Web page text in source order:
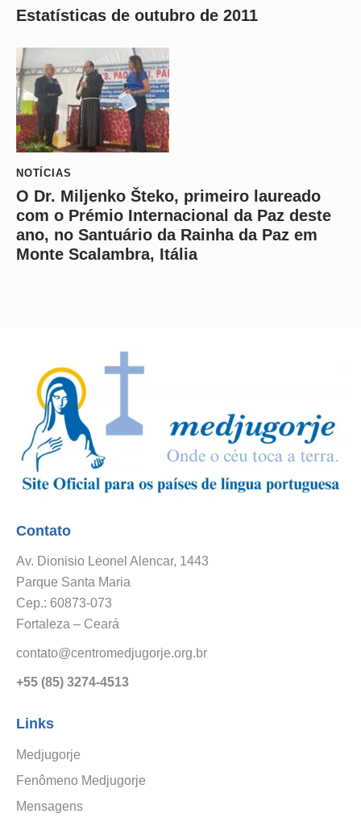
Estatísticas de outubro de 2011
NOTÍCIAS
O Dr. Miljenko Šteko, primeiro laureado
com o Prémio Internacional da Paz deste
ano, no Santuário da Rainha da Paz em
Monte Scalambra, Itália
Contato
Av. Dionisio Leonel Alencar, 1443
Parque Santa Maria
Cep.: 60873-073
Fortaleza – Ceará
contato@centromedjugorje.org.br
+55 (85) 3274-4513
Links
Medjugorje
Fenômeno Medjugorje
Mensagens